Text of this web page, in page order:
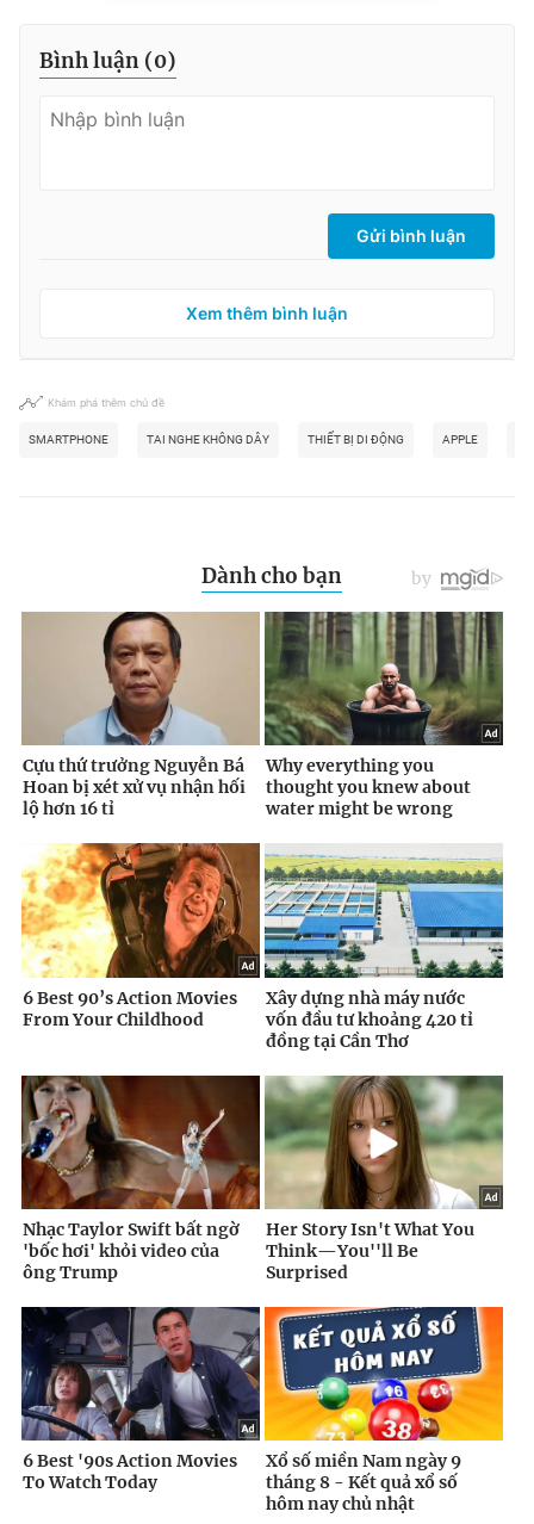
Bình luận (0)
Gửi bình luận
Xem thêm bình luận
Khám phá thêm chủ đề
SMARTPHONE TAI NGHE KHÔNG DÂY THIẾT BỊ DI ĐỘNG APPLE